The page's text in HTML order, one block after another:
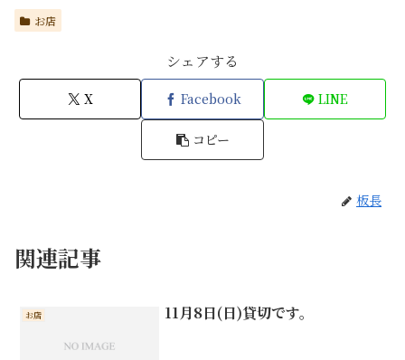
お店
シェアする
X Facebook LINE
コピー
板長
関連記事
お店 11月8日(日)貸切です。